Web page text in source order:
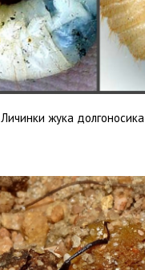
Личинки жука долгоносика